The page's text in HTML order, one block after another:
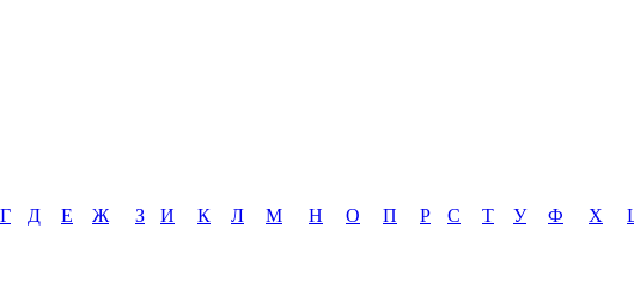
Г Д Е Ж З И К Л М Н О П Р С Т У Ф Х